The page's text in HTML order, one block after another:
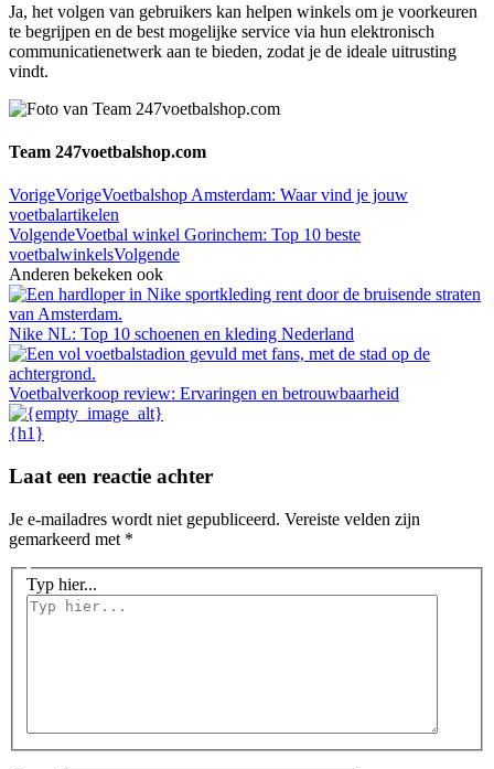
Ja, het volgen van gebruikers kan helpen winkels om je voorkeuren
te begrijpen en de best mogelijke service via hun elektronisch
communicatienetwerk aan te bieden, zodat je de ideale uitrusting
vindt.
Team 247voetbalshop.com
VorigeVorigeVoetbalshop Amsterdam: Waar vind je jouw
voetbalartikelen
VolgendeVoetbal winkel Gorinchem: Top 10 beste
voetbalwinkelsVolgende
Anderen bekeken ook
Nike NL: Top 10 schoenen en kleding Nederland
Voetbalverkoop review: Ervaringen en betrouwbaarheid
{h1}
Laat een reactie achter
Je e-mailadres wordt niet gepubliceerd. Vereiste velden zijn
gemarkeerd met *
Typ hier...